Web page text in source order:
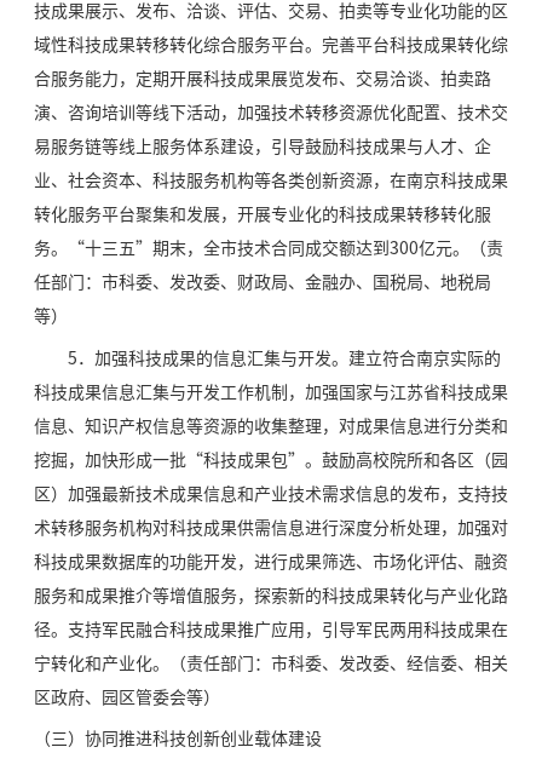
技成果展示、发布、洽谈、评估、交易、拍卖等专业化功能的区
域性科技成果转移转化综合服务平台。完善平台科技成果转化综
合服务能力，定期开展科技成果展览发布、交易洽谈、拍卖路
演、咨询培训等线下活动，加强技术转移资源优化配置、技术交
易服务链等线上服务体系建设，引导鼓励科技成果与人才、企
业、社会资本、科技服务机构等各类创新资源，在南京科技成果
转化服务平台聚集和发展，开展专业化的科技成果转移转化服
务。“十三五”期末，全市技术合同成交额达到300亿元。（责
任部门：市科委、发改委、财政局、金融办、国税局、地税局
等）
5．加强科技成果的信息汇集与开发。建立符合南京实际的
科技成果信息汇集与开发工作机制，加强国家与江苏省科技成果
信息、知识产权信息等资源的收集整理，对成果信息进行分类和
挖掘，加快形成一批“科技成果包”。鼓励高校院所和各区（园
区）加强最新技术成果信息和产业技术需求信息的发布，支持技
术转移服务机构对科技成果供需信息进行深度分析处理，加强对
科技成果数据库的功能开发，进行成果筛选、市场化评估、融资
服务和成果推介等增值服务，探索新的科技成果转化与产业化路
径。支持军民融合科技成果推广应用，引导军民两用科技成果在
宁转化和产业化。（责任部门：市科委、发改委、经信委、相关
区政府、园区管委会等）
（三）协同推进科技创新创业载体建设